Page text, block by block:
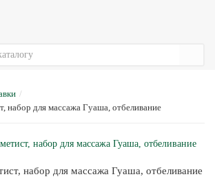
набор для массажа Гуаша, отбеливание
набор для массажа Гуаша, отбеливание